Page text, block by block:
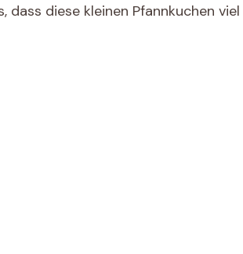
diese kleinen Pfannkuchen viel